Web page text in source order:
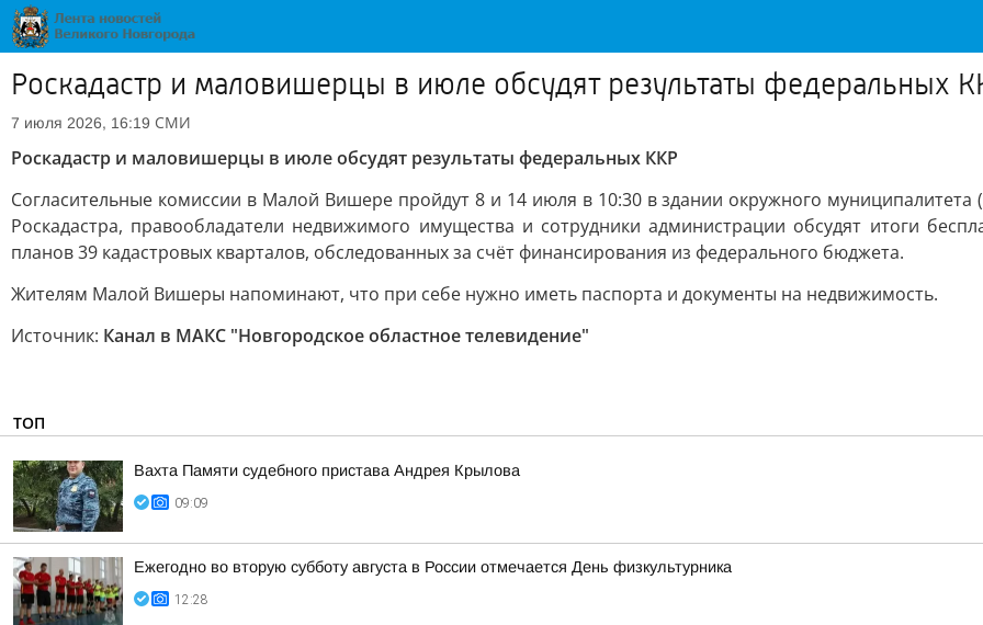
Роскадастр и маловишерцы в июле обсудят результаты федеральных
7 июля 2026, 16:19 СМИ
Роскадастр и маловишерцы в июле обсудят результаты федеральных ККР
Согласительные комиссии в Малой Вишере пройдут 8 и 14 июля в 10:30 в здании окружного
Роскадастра, правообладатели недвижимого имущества и сотрудники администрации обсудят итоги
планов 39 кадастровых кварталов, обследованных за счёт финансирования из федерального бюджета.
Жителям Малой Вишеры напоминают, что при себе нужно иметь паспорта и документы на недвижимость.
Источник: Канал в МАКС "Новгородское областное телевидение"
ТОП
Вахта Памяти судебного пристава Андрея Крылова
09:09
Ежегодно во вторую субботу августа в России отмечается День физкультурника
12:28